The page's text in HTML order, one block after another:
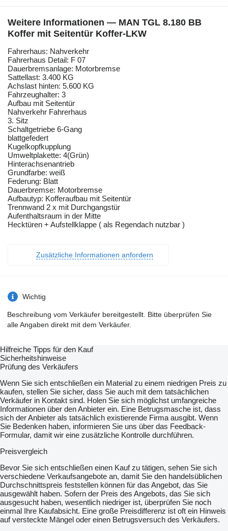
Weitere Informationen — MAN TGL 8.180 BB
Koffer mit Seitentür Koffer-LKW
Fahrerhaus: Nahverkehr
Fahrerhaus Detail: F 07
Dauerbremsanlage: Motorbremse
Sattellast: 3.400 KG
Achslast hinten: 5.600 KG
Fahrzeughalter: 3
Aufbau mit Seitentür
Nahverkehr Fahrerhaus
3. Sitz
Schaltgetriebe 6-Gang
blattgefedert
Kugelkopfkupplung
Umweltplakette: 4(Grün)
Hinterachsenantrieb
Grundfarbe: weiß
Federung: Blatt
Dauerbremse: Motorbremse
Aufbautyp: Kofferaufbau mit Seitentür
Trennwand 2 x mit Durchgangstür
Aufenthaltsraum in der Mitte
Hecktüren + Aufstellklappe ( als Regendach nutzbar )
Zusätzliche Informationen anfordern
Wichtig
Beschreibung vom Verkäufer bereitgestellt. Bitte überprüfen Sie
alle Angaben direkt mit dem Verkäufer.
Hilfreiche Tipps für den Kauf
Sicherheitshinweise
Prüfung des Verkäufers
Wenn Sie sich entschließen ein Material zu einem niedrigen Preis zu
kaufen, stellen Sie sicher, dass Sie auch mit dem tatsächlichen
Verkäufer in Kontakt sind. Holen Sie sich möglichst umfangreiche
Informationen über den Anbieter ein. Eine Betrugsmasche ist, dass
sich der Anbieter als tatsächlich existierende Firma ausgibt. Wenn
Sie Bedenken haben, informieren Sie uns über das Feedback-
Formular, damit wir eine zusätzliche Kontrolle durchführen.
Preisvergleich
Bevor Sie sich entschließen einen Kauf zu tätigen, sehen Sie sich
verschiedene Verkaufsangebote an, damit Sie den handelsüblichen
Durchschnittspreis feststellen können für das Angebot, das Sie
ausgewählt haben. Sofern der Preis des Angebots, das Sie sich
ausgesucht haben, wesentlich niedriger ist, überprüfen Sie noch
einmal Ihre Kaufabsicht. Eine große Preisdifferenz ist oft ein Hinweis
auf versteckte Mängel oder einen Betrugsversuch des Verkäufers.